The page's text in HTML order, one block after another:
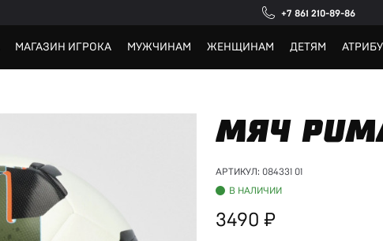
+7 861 210-89-86
МАГАЗИН ИГРОКА МУЖЧИНАМ ЖЕНЩИНАМ ДЕТЯМ
МЯЧ
АРТИКУЛ: 084331 01
В НАЛИЧИИ
3490